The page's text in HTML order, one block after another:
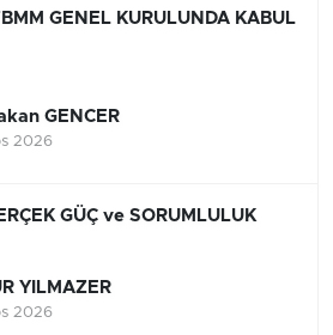
GENEL KURULUNDA KABUL
GENCER
2026
GÜÇ ve SORUMLULUK
YILMAZER
2026